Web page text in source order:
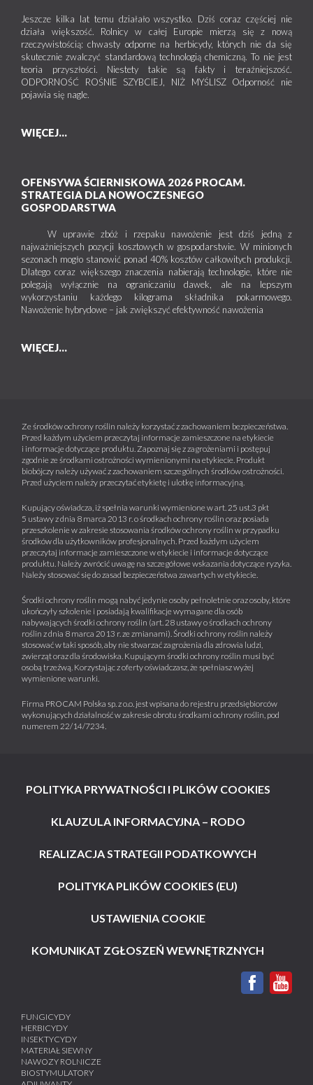
Jeszcze kilka lat temu działało wszystko. Dziś coraz częściej nie
działa większość. Rolnicy w całej Europie mierzą się z nową
rzeczywistością: chwasty odporne na herbicydy, których nie da się
skutecznie zwalczyć standardową technologią chemiczną. To nie jest
teoria przyszłości. Niestety takie są fakty i teraźniejszość.
ODPORNOŚĆ ROŚNIE SZYBCIEJ, NIŻ MYŚLISZ Odporność nie
pojawia się nagle.
WIĘCEJ...
OFENSYWA ŚCIERNISKOWA 2026 PROCAM.
STRATEGIA DLA NOWOCZESNEGO
GOSPODARSTWA
W uprawie zbóż i rzepaku nawożenie jest dziś jedną z
najważniejszych pozycji kosztowych w gospodarstwie. W minionych
sezonach mogło stanowić ponad 40% kosztów całkowitych produkcji.
Dlatego coraz większego znaczenia nabierają technologie, które nie
polegają wyłącznie na ograniczaniu dawek, ale na lepszym
wykorzystaniu każdego kilograma składnika pokarmowego.
Nawożenie hybrydowe – jak zwiększyć efektywność nawożenia
WIĘCEJ...
Ze środków ochrony roślin należy korzystać z zachowaniem bezpieczeństwa.
Przed każdym użyciem przeczytaj informacje zamieszczone na etykiecie
i informacje dotyczące produktu. Zapoznaj się z zagrożeniami i postępuj
zgodnie ze środkami ostrożności wymienionymi na etykiecie. Produkt
biobójczy należy używać z zachowaniem szczególnych środków ostrożności.
Przed użyciem należy przeczytać etykietę i ulotkę informacyjną.
Kupujący oświadcza, iż spełnia warunki wymienione w art. 25 ust.3 pkt
5 ustawy z dnia 8 marca 2013 r. o środkach ochrony roślin oraz posiada
przeszkolenie w zakresie stosowania środków ochrony roślin w przypadku
środków dla użytkowników profesjonalnych. Przed każdym użyciem
przeczytaj informacje zamieszczone w etykiecie i informacje dotyczące
produktu. Należy zwrócić uwagę na szczegółowe wskazania dotyczące ryzyka.
Należy stosować się do zasad bezpieczeństwa zawartych w etykiecie.
Środki ochrony roślin mogą nabyć jedynie osoby pełnoletnie oraz osoby, które
ukończyły szkolenie i posiadają kwalifikacje wymagane dla osób
nabywających środki ochrony roślin (art. 28 ustawy o środkach ochrony
roślin z dnia 8 marca 2013 r. ze zmianami). Środki ochrony roślin należy
stosować w taki sposób, aby nie stwarzać zagrożenia dla zdrowia ludzi,
zwierząt oraz dla środowiska. Kupującym środki ochrony roślin musi być
osobą trzeźwą. Korzystając z oferty oświadczasz, że spełniasz wyżej
wymienione warunki.
Firma PROCAM Polska sp. z o.o. jest wpisana do rejestru przedsiębiorców
wykonujących działalność w zakresie obrotu środkami ochrony roślin, pod
numerem 22/14/7234.
POLITYKA PRYWATNOŚCI I PLIKÓW COOKIES
KLAUZULA INFORMACYJNA – RODO
REALIZACJA STRATEGII PODATKOWYCH
POLITYKA PLIKÓW COOKIES (EU)
USTAWIENIA COOKIE
KOMUNIKAT ZGŁOSZEŃ WEWNĘTRZNYCH
FUNGICYDY
HERBICYDY
INSEKTYCYDY
MATERIAŁ SIEWNY
NAWOZY ROLNICZE
BIOSTYMULATORY